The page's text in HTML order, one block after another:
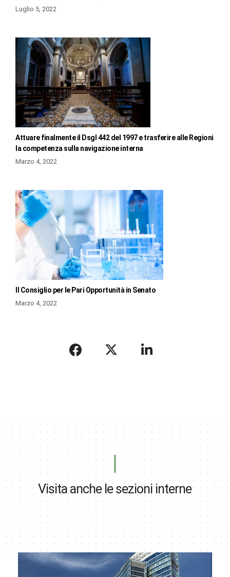
Luglio 5, 2022
Attuare finalmente il Dsgl 442 del 1997 e trasferire alle Regioni
la competenza sulla navigazione interna
Marzo 4, 2022
Il Consiglio per le Pari Opportunità in Senato
Marzo 4, 2022
Visita anche le sezioni interne